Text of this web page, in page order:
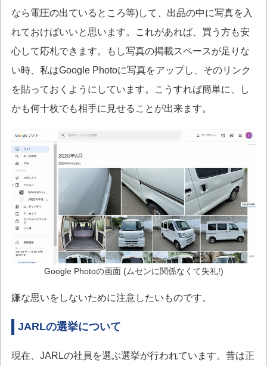
なら電圧の出ているところ等)して、出品の中に写真を入
れておけばいいと思います。これがあれば、買う方も安
心して応札できます。もし写真の掲載スペースが足りな
い時、私はGoogle Photoに写真をアップし、そのリンク
を貼っておくようにしています。こうすれば簡単に、し
かも何十枚でも相手に見せることが出来ます。
Google Photoの画面 (ムセンに関係なくて失礼!)
嫌な思いをしないために注意したいものです。
JARLの選挙について
現在、JARLの社員を選ぶ選挙が行われています。昔は正